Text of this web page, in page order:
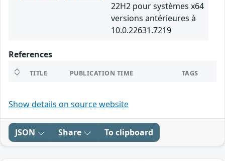
22H2 pour systèmes x64
versions antérieures à
10.0.22631.7219
References
TITLE PUBLICATION TIME TAGS
Show details on source website
JSON Share To clipboard